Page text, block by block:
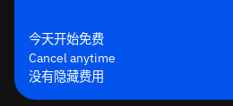
今天开始免费
Cancel anytime
没有隐藏费用